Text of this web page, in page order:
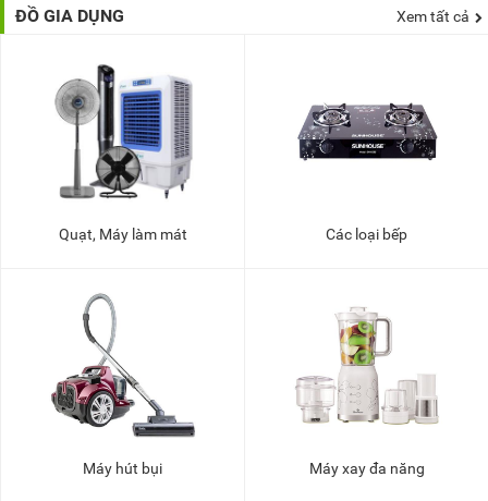
ĐỒ GIA DỤNG Xem tất cả
Quạt, Máy làm mát Các loại bếp
Máy hút bụi Máy xay đa năng